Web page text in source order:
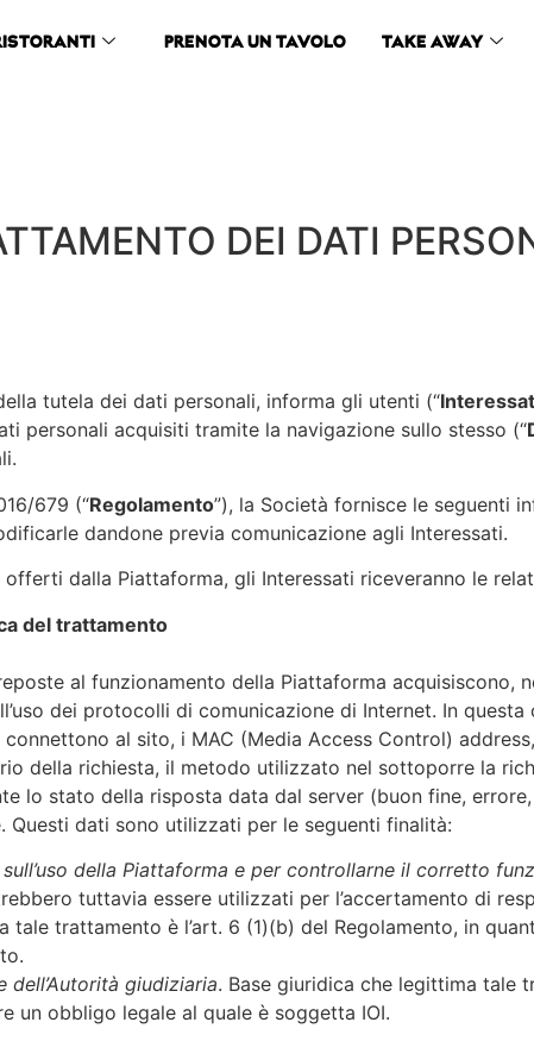
PRENOTA UN TAVOLO TAKE AWAY
DEI DATI
tutela dei dati personali, informa gli utenti (“
personali acquisiti tramite la navigazione sullo stesso (“
679 (“Regolamento”), la Società fornisce le seguenti
dandone previa comunicazione agli Interessati.
dalla Piattaforma, gli Interessati riceveranno le
del trattamento
al funzionamento della Piattaforma acquisiscono,
dei protocolli di comunicazione di Internet. In
al sito, i MAC (Media Access Control)
della richiesta, il metodo utilizzato nel sottoporre la
lo stato della risposta data dal server (buon fine,
Questi dati sono utilizzati per le seguenti finalità:
della Piattaforma e per controllarne il corretto
tuttavia essere utilizzati per l’accertamento di
trattamento è l’art. 6 (1)(b) del Regolamento, in
giudiziaria. Base giuridica che legittima tale
un obbligo legale al quale è soggetta IOI.